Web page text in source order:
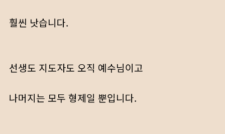
훨씬 낫습니다.
선생도 지도자도 오직 예수님이고
나머지는 모두 형제일 뿐입니다.